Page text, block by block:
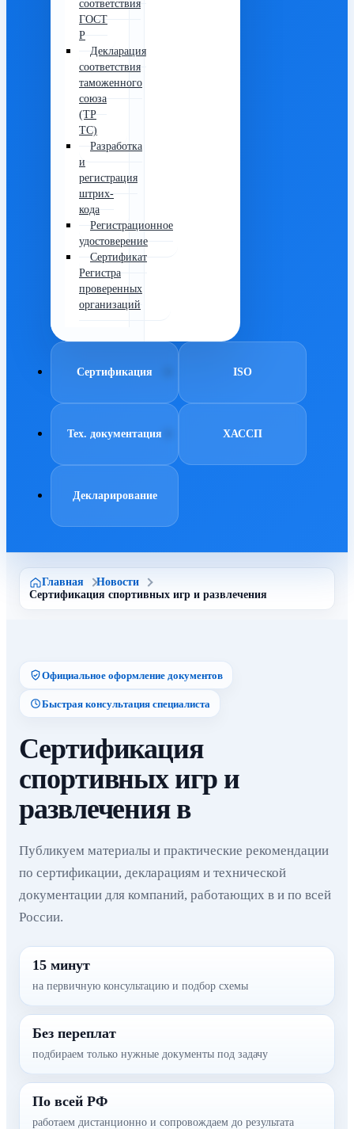
соответствия
ГОСТ
Р
Декларация
соответствия
таможенного
союза
(ТР
ТС)
Разработка
и
регистрация
штрих-
кода
Регистрационное
удостоверение
Сертификат
Регистра
проверенных
организаций
Сертификация ISO
Тех. документация ХАССП
Декларирование
Главная
Новости
Сертификация спортивных игр и развлечения
Официальное оформление документов
Быстрая консультация специалиста
Сертификация
спортивных игр и
развлечения в
Публикуем материалы и практические рекомендации
по сертификации, декларациям и технической
документации для компаний, работающих в и по всей
России.
15 минут
на первичную консультацию и подбор схемы
Без переплат
подбираем только нужные документы под задачу
По всей РФ
работаем дистанционно и сопровождаем до результата